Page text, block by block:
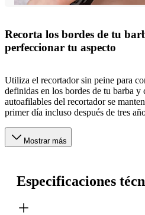
Recorta los bordes de tu
perfeccionar tu aspecto
Utiliza el recortador sin peine para
definidas en los bordes de tu barba
autoafilables del recortador se
primer día incluso después de tres
Mostrar más
Especificaciones